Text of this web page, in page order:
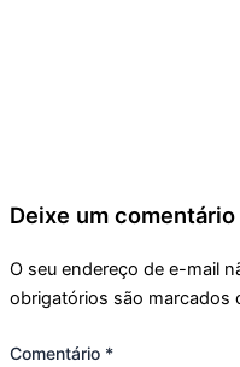
Deixe um comentário
O seu endereço de e-mail
obrigatórios são marcados
Comentário *